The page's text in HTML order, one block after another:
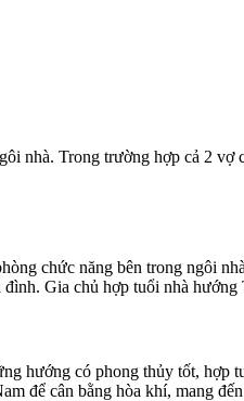
nhà. Trong trường hợp cả 2 vợ
chức năng bên trong ngôi
Gia chủ hợp tuổi nhà hướng
hướng có phong thủy tốt, hợp
để cân bằng hòa khí, mang